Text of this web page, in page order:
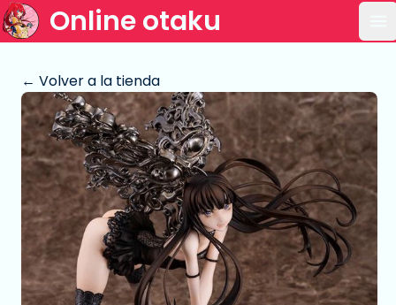
Online otaku
← Volver a la tienda